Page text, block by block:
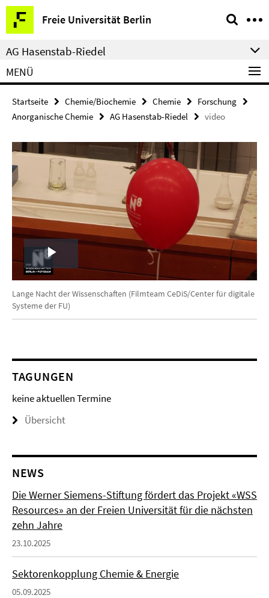
Springe
direkt
zu
Inhalt
Freie Universität Berlin
Service-
Navigation
AG Hasenstab-Riedel
MENÜ
Startseite Chemie/Biochemie Chemie
Forschung
Anorganische Chemie
AG Hasenstab-Riedel video
Play
Video
Lange Nacht der Wissenschaften (Filmteam CeDiS/Center für digitale
Systeme der FU)
TAGUNGEN
keine aktuellen Termine
Übersicht
NEWS
Die Werner Siemens-Stiftung fördert das Projekt «WSS
Resources» an der Freien Universität für die nächsten
zehn Jahre
23.10.2025
Sektorenkopplung Chemie & Energie
05.09.2025